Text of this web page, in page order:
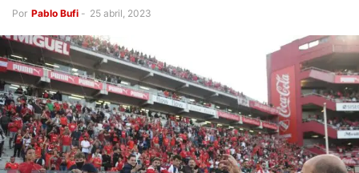
Por Pablo Bufi - 25 abril, 2023